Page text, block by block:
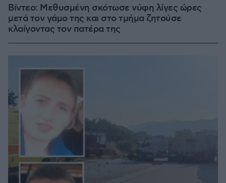
Βίντεο: Μεθυσμένη σκότωσε νύφη λίγες ώρες
μετά τον γάμο της και στο τμήμα ζητούσε
κλαίγοντας τον πατέρα της